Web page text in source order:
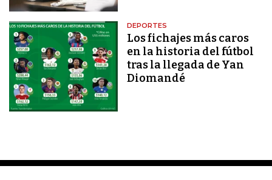
DEPORTES
Los fichajes más caros
en la historia del fútbol
tras la llegada de Yan
Diomandé